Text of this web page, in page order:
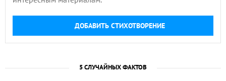
ДОБАВИТЬ СТИХОТВОРЕНИЕ
5 СЛУЧАЙНЫХ ФАКТОВ